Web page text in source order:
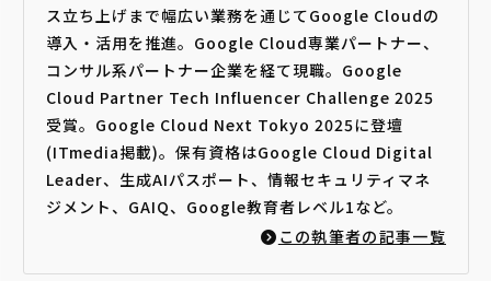
ス立ち上げまで幅広い業務を通じてGoogle Cloudの
導入・活用を推進。Google Cloud専業パートナー、
コンサル系パートナー企業を経て現職。Google
Cloud Partner Tech Influencer Challenge 2025
受賞。Google Cloud Next Tokyo 2025に登壇
(ITmedia掲載)。保有資格はGoogle Cloud Digital
Leader、生成AIパスポート、情報セキュリティマネ
ジメント、GAIQ、Google教育者レベル1など。
この執筆者の記事一覧